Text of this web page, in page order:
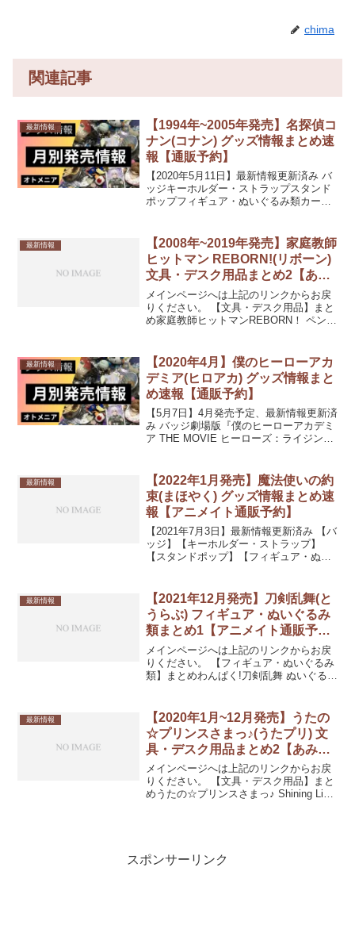
chima
関連記事
最新情報
【1994年~2005年発売】名探偵コ
ナン(コナン) グッズ情報まとめ速
報【通販予約】
【2020年5月11日】最新情報更新済み バ
ッジキーホルダー・ストラップスタンド
ポップフィギュア・ぬいぐるみ類カー
ション(衣類・タオル類)ファッション(ア
クセサリー・コ...
最新情報
【2008年~2019年発売】家庭教師
ヒットマン REBORN!(リボーン)
文具・デスク用品まとめ2【あみ
あみ通販予約】
メインページへは上記のリンクからお戻
りください。 【文具・デスク用品】まと
め家庭教師ヒットマンREBORN！ ペンケ
教師ヒットマンREBORN！...
最新情報
【2020年4月】僕のヒーローアカ
デミア(ヒロアカ) グッズ情報まと
め速報【通販予約】
【5月7日】4月発売予定、最新情報更新済
み バッジ劇場版『僕のヒーローアカデミ
ア THE MOVIE ヒーローズ：ライジン
発売予定全9種、絵柄はランダムでお...
最新情報
【2022年1月発売】魔法使いの約
束(まほやく) グッズ情報まとめ速
報【アニメイト通販予約】
【2021年7月3日】最新情報更新済み 【バ
ッジ】【キーホルダー・ストラップ】
【スタンドポップ】【フィギュア・ぬい
(税込)魔法使いの約束 ぴたぬい レ...
最新情報
【2021年12月発売】刀剣乱舞(と
うらぶ) フィギュア・ぬいぐるみ
類まとめ1【アニメイト通販予
約】
メインページへは上記のリンクからお戻
りください。 【フィギュア・ぬいぐるみ
類】まとめわんぱく!刀剣乱舞 ぬいぐるみ
剣乱舞 ぬいぐるみ 20/とも...
最新情報
【2020年1月~12月発売】うたの
☆プリンスさまっ♪(うたプリ) 文
具・デスク用品まとめ2【あみあ
み通販予約】
メインページへは上記のリンクからお戻
りください。 【文具・デスク用品】まと
めうたの☆プリンスさまっ♪ Shining Live
スポンサーリンク